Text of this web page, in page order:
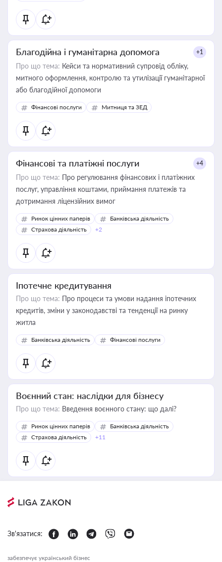
Благодійна і гуманітарна допомога +1
Про що тема: Кейси та нормативний супровід обліку,
митного оформлення, контролю та утилізації гуманітарної
або благодійної допомоги
Фінансові послуги Митниця та ЗЕД
Фінансові та платіжні послуги +4
Про що тема: Про регулювання фінансових і платіжних
послуг, управління коштами, приймання платежів та
дотримання ліцензійних вимог
Ринок цінних паперів
Банківська діяльність
Страхова діяльність
+2
Іпотечне кредитування
Про що тема: Про процеси та умови надання іпотечних
кредитів, зміни у законодавстві та тенденції на ринку
житла
Банківська діяльність Фінансові послуги
Воєнний стан: наслідки для бізнесу
Про що тема: Введення воєнного стану: що далі?
Ринок цінних паперів
Банківська діяльність
Страхова діяльність
+11
Зв'язатися:
забезпечує український бізнес